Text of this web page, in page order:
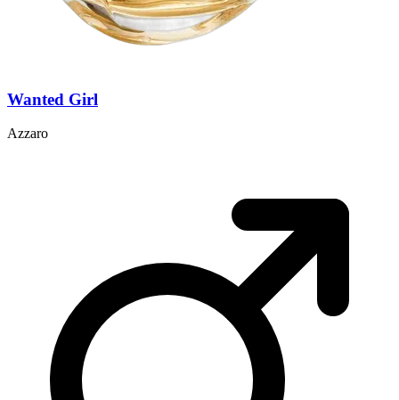
Wanted Girl
Azzaro